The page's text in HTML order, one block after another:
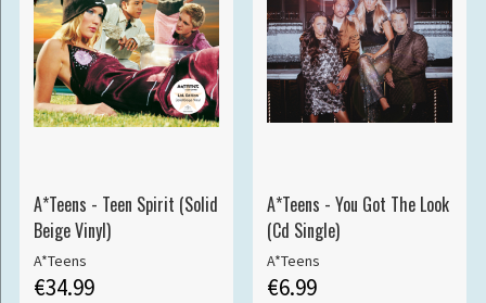
A*Teens - Teen Spirit (Solid
Beige Vinyl)
A*Teens
€34.99
A*Teens - You Got The Look
(Cd Single)
A*Teens
€6.99